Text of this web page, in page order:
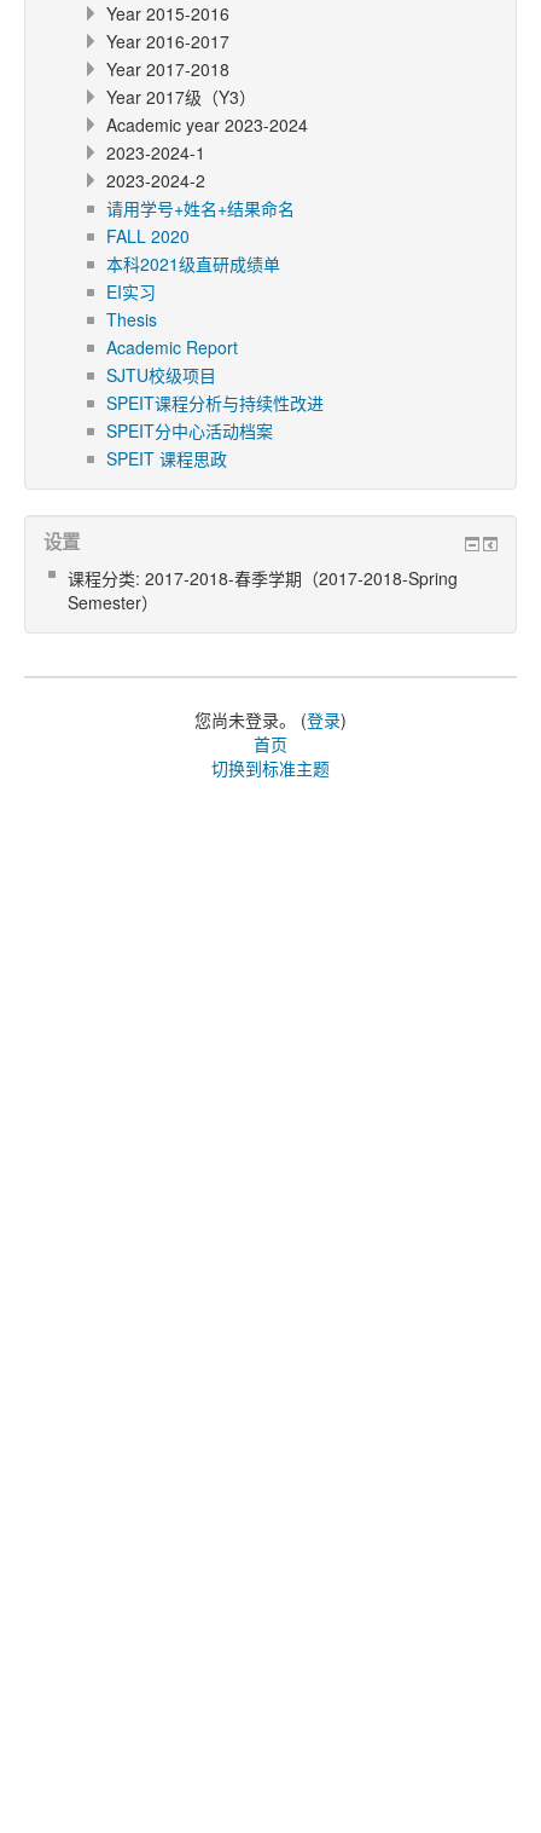
Year 2015-2016
Year 2016-2017
Year 2017-2018
Year 2017级（Y3）
Academic year 2023-2024
2023-2024-1
2023-2024-2
请用学号+姓名+结果命名
FALL 2020
本科2021级直研成绩单
EI实习
Thesis
Academic Report
SJTU校级项目
SPEIT课程分析与持续性改进
SPEIT分中心活动档案
SPEIT 课程思政
设置
课程分类: 2017-2018-春季学期（2017-2018-Spring
Semester）
您尚未登录。 (登录)
首页
切换到标准主题